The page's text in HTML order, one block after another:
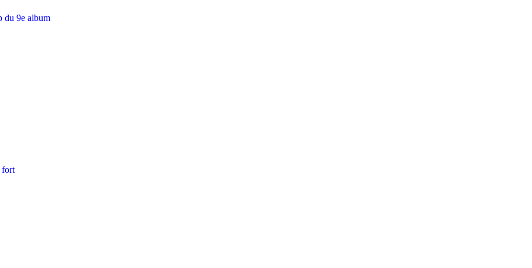
du 9e album
fort